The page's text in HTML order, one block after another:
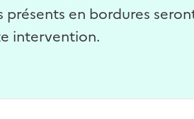
présents en bordures
intervention.